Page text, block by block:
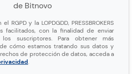
de Bitnovo
RGPD y la LOPDGDD, PRESSBROKERS
facilitados, con la finalidad de enviar
los suscriptores. Para obtener más
cómo estamos tratando sus datos y
de protección de datos, acceda a
.